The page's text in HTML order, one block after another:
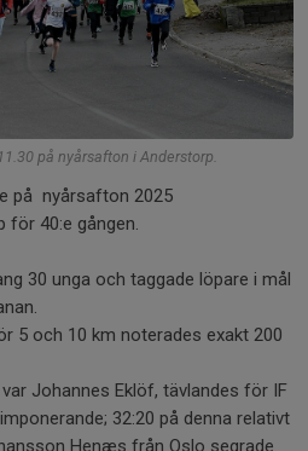
på nyårsafton i Anderstorp.
på nyårsafton 2025
för 40:e gången.
30 unga och taggade löpare i mål
5 och 10 km noterades exakt 200
Johannes Eklöf, tävlandes för IF
32:20 på denna relativt
Henæs från Oslo segrade